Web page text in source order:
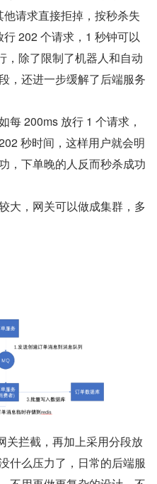
请求直接拒掉，按秒杀失
202 个请求，1 秒钟可以
，除了限制了机器人和自动
，还进一步缓解了后端服务
每 200ms 放行 1 个请求，
秒时间，这样用户就会明
，下单晚的人反而秒杀成功
大，网关可以做成集群，多
关拦截，再加上采用分段放
什么压力了，日常的后端服